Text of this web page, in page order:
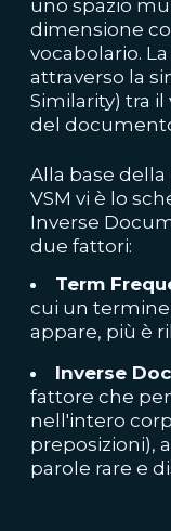
uno spazio
dimensione
vocabolario.
attraverso la
Similarity) tra
del
Alla base
VSM vi è lo
Inverse
due fattori:
Term
cui un
appare, più è
Inverse
fattore che
nell'intero
preposizioni),
parole rare e